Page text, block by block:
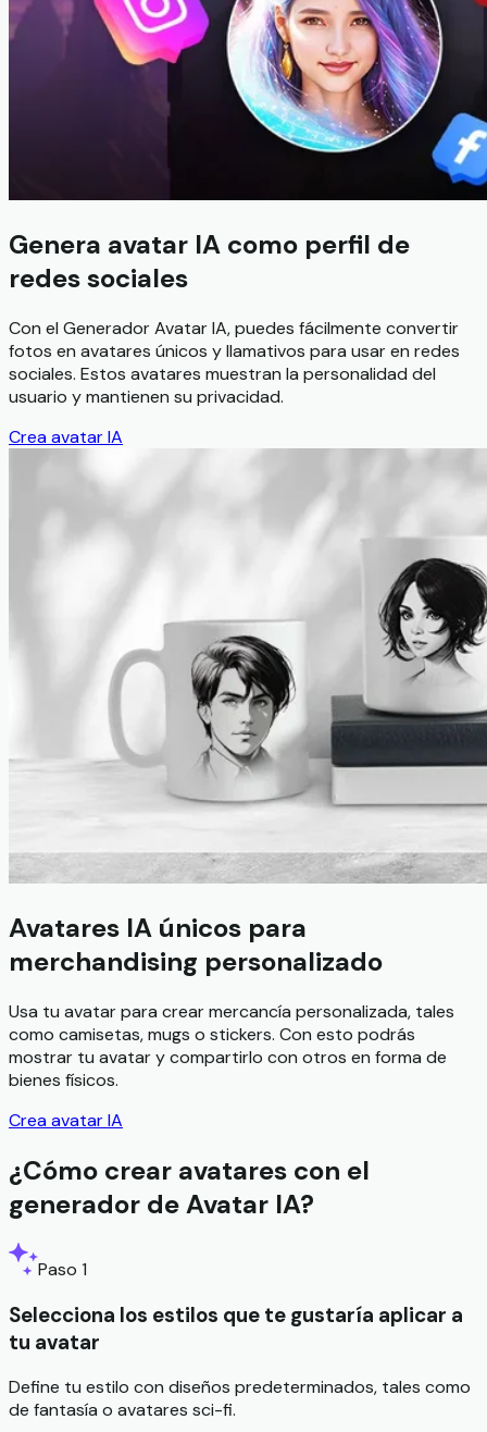
Genera avatar IA como perfil de
redes sociales
Con el Generador Avatar IA, puedes fácilmente convertir
fotos en avatares únicos y llamativos para usar en redes
sociales. Estos avatares muestran la personalidad del
usuario y mantienen su privacidad.
Crea avatar IA
Avatares IA únicos para
merchandising personalizado
Usa tu avatar para crear mercancía personalizada, tales
como camisetas, mugs o stickers. Con esto podrás
mostrar tu avatar y compartirlo con otros en forma de
bienes físicos.
Crea avatar IA
¿Cómo crear avatares con el
generador de Avatar IA?
Paso 1
Selecciona los estilos que te gustaría aplicar a
tu avatar
Define tu estilo con diseños predeterminados, tales como
de fantasía o avatares sci-fi.